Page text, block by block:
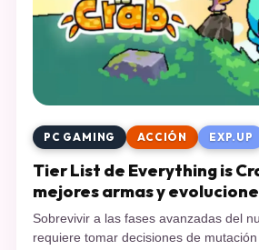
PC GAMING ACCIÓN EXP.UP
Tier List de Everything is
mejores armas y
Sobrevivir a las fases avanzadas del
requiere tomar decisiones de mutación